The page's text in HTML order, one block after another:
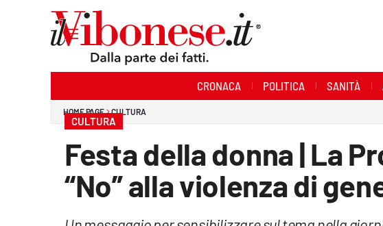
CRONACA POLITICA SANITÀ
HOME PAGE CULTURA
CULTURA
Festa della donna | La
“No” alla violenza di